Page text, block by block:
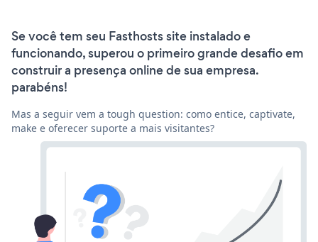
Se você tem seu Fasthosts site instalado e
funcionando, superou o primeiro grande desafio em
construir a presença online de sua empresa.
parabéns!
Mas a seguir vem a tough question: como entice, captivate,
make e oferecer suporte a mais visitantes?